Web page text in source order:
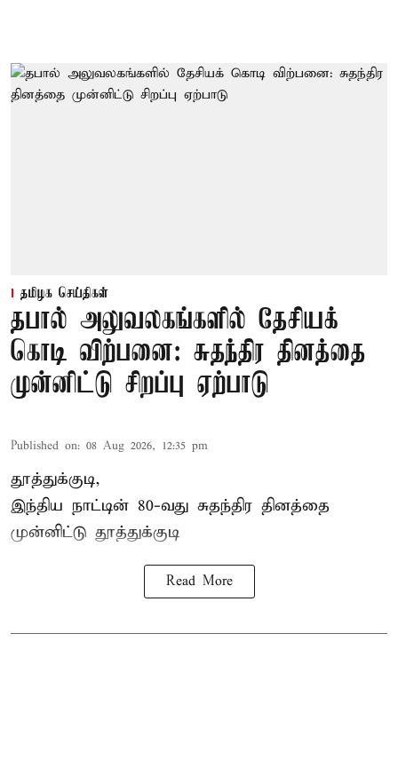
தமிழக செய்திகள்
தபால் அலுவலகங்களில் தேசியக்
கொடி விற்பனை: சுதந்திர தினத்தை
முன்னிட்டு சிறப்பு ஏற்பாடு
Published on: 08 Aug 2026, 12:35 pm
தூத்துக்குடி,
இந்திய நாட்டின் 80-வது சுதந்திர தினத்தை
முன்னிட்டு தூத்துக்குடி
Read More